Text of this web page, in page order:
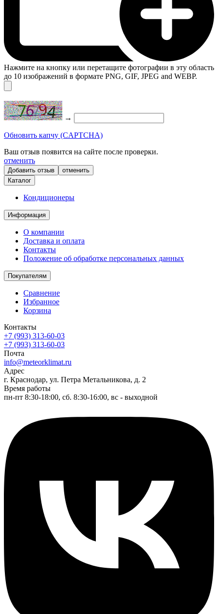
Нажмите на кнопку или перетащите фотографии в эту область
до 10 изображений в формате PNG, GIF, JPEG and WEBP.
→
Обновить капчу (CAPTCHA)
Ваш отзыв появится на сайте после проверки.
отменить
отменить
Каталог
Кондиционеры
Информация
О компании
Доставка и оплата
Контакты
Положение об обработке персональных данных
Покупателям
Сравнение
Избранное
Корзина
Контакты
+7 (993) 313-60-03
+7 (993) 313-60-03
Почта
info@meteorklimat.ru
Адрес
г. Краснодар, ул. Петра Метальникова, д. 2
Время работы
пн-пт 8:30-18:00, сб. 8:30-16:00, вс - выходной